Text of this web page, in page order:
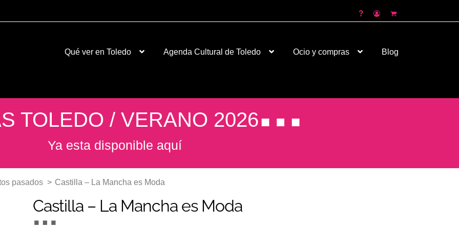
Qué ver en Toledo Agenda Cultural de Toledo Ocio y compras Blog
TOLEDO / VERANO 2026
Ya esta disponible aquí
pasados > Castilla – La Mancha es Moda
Castilla – La Mancha es Moda